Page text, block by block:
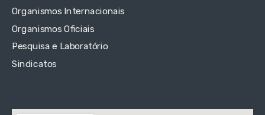
Organismos Internacionais
Organismos Oficiais
Pesquisa e Laboratório
Sindicatos